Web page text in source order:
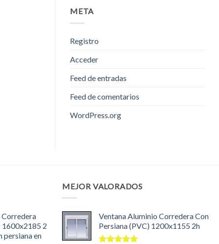
META
Registro
Acceder
Feed de entradas
Feed de comentarios
WordPress.org
1600x2185 2
persiana en
MEJOR VALORADOS
Ventana Aluminio Corredera Con
Persiana (PVC) 1200x1155 2h